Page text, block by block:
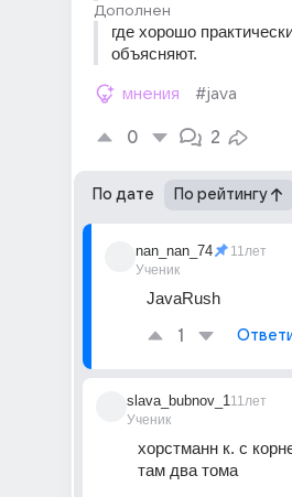
Дополнен
где хорошо
объясняют.
мнения #java
0 2
По дате По рейтингу
nan_nan_74
Ученик
11лет
JavaRush
1
slava_bubnov_1
Ученик
11лет
хорстманн к. с
там два тома